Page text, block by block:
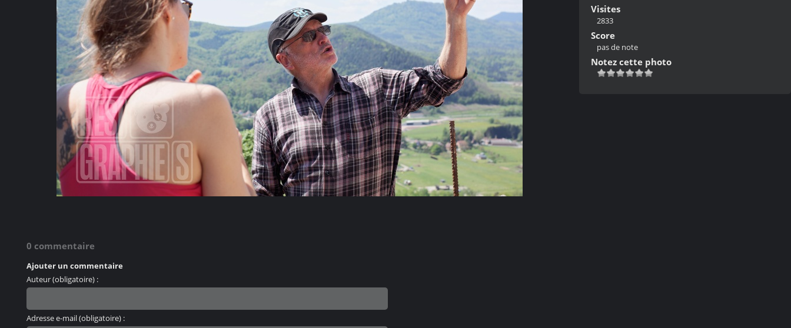
Visites
2833
Score
pas de note
Notez cette photo
0 commentaire
Ajouter un commentaire
Auteur (obligatoire) :
Adresse e-mail (obligatoire) :